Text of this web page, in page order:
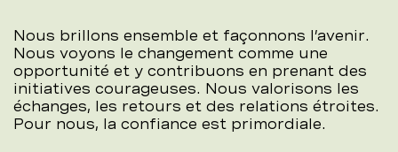
Nous brillons ensemble et façonnons l’avenir.
Nous voyons le changement comme une
opportunité et y contribuons en prenant des
initiatives courageuses. Nous valorisons les
échanges, les retours et des relations étroites.
Pour nous, la confiance est primordiale.